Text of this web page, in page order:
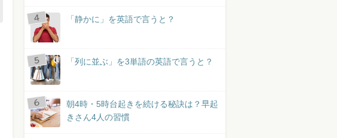
「静かに」を英語で言うと？
「列に並ぶ」を3単語の英語で言うと？
朝4時・5時台起きを続ける秘訣は？早起
きさん4人の習慣